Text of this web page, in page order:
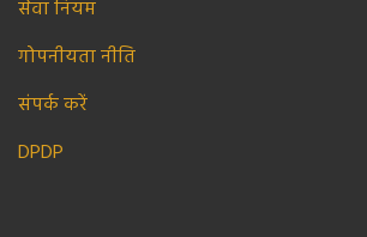
सेवा नियम
गोपनीयता नीति
संपर्क करें
DPDP